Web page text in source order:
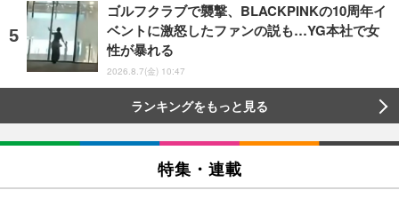
ゴルフクラブで襲撃、BLACKPINKの10周年イ
ベントに激怒したファンの説も…YG本社で女
性が暴れる
2026.8.7(金) 10:47
ランキングをもっと見る
特集・連載